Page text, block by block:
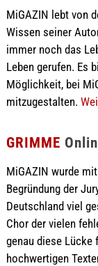
MiGAZIN lebt von
Wissen seiner
immer noch das
Leben gerufen. Es
Möglichkeit, bei
mitzugestalten.
GRIMME
MiGAZIN wurde
Begründung der
Deutschland viel
Chor der vielen
genau diese
hochwertigen